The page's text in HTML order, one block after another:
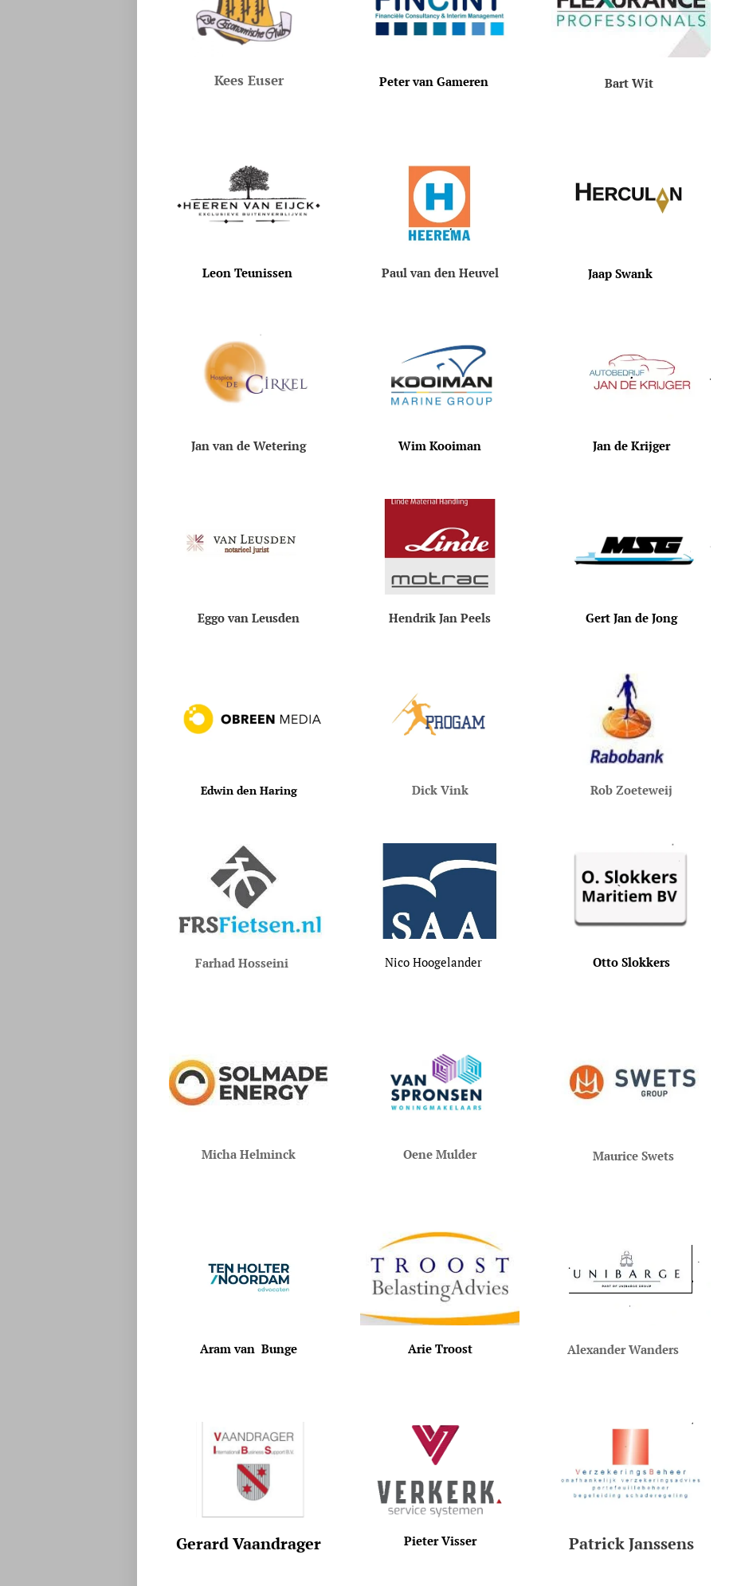
Kees Euser Peter van Gameren Bart Wit
Leon Teunissen Paul van den Heuvel Jaap Swank
Jan van de Wetering Wim Kooiman Jan de Krijger
Eggo van Leusden Hendrik Jan Peels Gert Jan de Jong
Edwin den Haring Dick Vink Rob Zoeteweij
Farhad Hosseini Nico Hoogelander Otto Slokkers
Micha Helminck Oene Mulder Maurice Swets
Aram van Bunge Arie Troost Alexander Wanders
Gerard Vaandrager Pieter Visser Patrick Janssens